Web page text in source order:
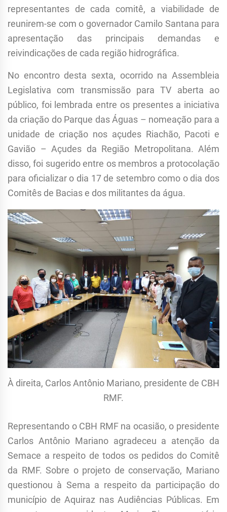
representantes de cada comitê, a viabilidade de
reunirem-se com o governador Camilo Santana para
apresentação das principais demandas e
reivindicações de cada região hidrográfica.
No encontro desta sexta, ocorrido na Assembleia
Legislativa com transmissão para TV aberta ao
público, foi lembrada entre os presentes a iniciativa
da criação do Parque das Águas – nomeação para a
unidade de criação nos açudes Riachão, Pacoti e
Gavião – Açudes da Região Metropolitana. Além
disso, foi sugerido entre os membros a protocolação
para oficializar o dia 17 de setembro como o dia dos
Comitês de Bacias e dos militantes da água.
À direita, Carlos Antônio Mariano, presidente de CBH
RMF.
Representando o CBH RMF na ocasião, o presidente
Carlos Antônio Mariano agradeceu a atenção da
Semace a respeito de todos os pedidos do Comitê
da RMF. Sobre o projeto de conservação, Mariano
questionou à Sema a respeito da participação do
município de Aquiraz nas Audiências Públicas. Em